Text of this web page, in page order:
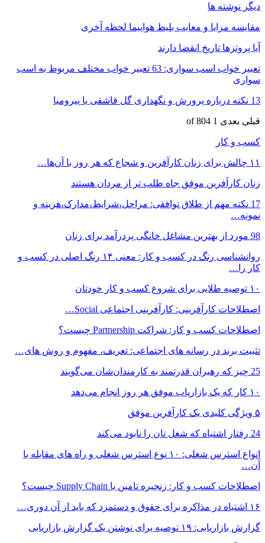
دیگر نوشته ها
مقایسه مزایا و معایب بلیط هواپیما لحظه آخری
آیا پروتزها تاریخ انقضا دارند
تعبیر خواب اسب سواری: 63 تعبیر خواب مختلف مربوط به اسب
سواری
13 نکته درباره پرورش و نگهداری گل قاشقی یا پیرومیا
قبلی بعدی 1 of 804
کسب و کار
۱۱ چالش برای زنان کارآفرین و شجاع که هر روز با آن‌ها…
زنان کارآفرین موفق جاه طلب تر از مردان هستند
17 نکته مهم از طلاق توافقی: مراحل،شرایط،مدارک،هزینه و
نمونه…
98 مورد از بهترین مشاغل خانگی پردرآمد برای زنان
روانشناسی رنگ در کسب و کار: معنی ۱۴ رنگ اصلی در کسب و
کار را…
۱۰ توصیه طلایی برای شروع کسب و کار خودتان
اصطلاحات کارآفرینی: کارآفرینی اجتماعی Social…
اصطلاحات کسب و کار: شراکت Partnership چیست؟
تثبیت برند در رسانه های اجتماعی: تعریف، مفهوم و روش های…
25 چیز که رهبران قدرتمند به کارمندان‌شان می‌گویند
۱۰ کار که یک بازاریاب موفق هر روز انجام می‌دهد
۵ ویژگی کلیدی یک کارآفرین موفق
24 رفتار اشتباه که شغل تان را نابود می‌کند
انواع استرس شغلی: ۱۰ نوع استرس شغلی و راه های مقابله با
آن…
اصطلاحات کسب و کار: زنجیره تامین یا Supply Chain چیست؟
۱۶ اشتباه در مذاکره برای حقوق و دستمزد که باید از آن دوری…
گزارش بازاریابی: ۱۹ توصیه برای نوشتن یک گزارش بازاریابی